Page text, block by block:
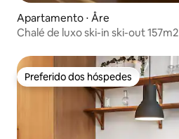
Apartamento ⋅ Åre
Chalé de luxo ski-in ski-out 157m2
Preferido dos hóspedes
Preferido dos hóspedes